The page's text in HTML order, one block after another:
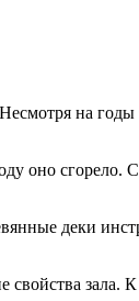
на
оно сгорело.
деки
зала.